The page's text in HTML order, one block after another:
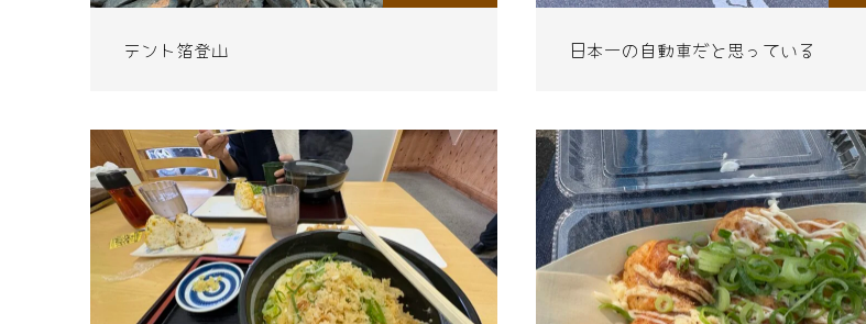
テント箔登山 日本一の自動車だと思っている